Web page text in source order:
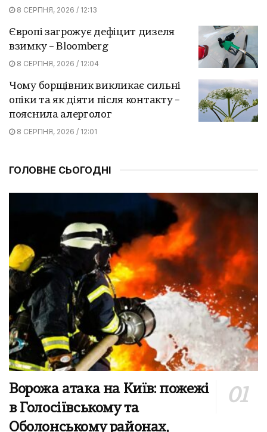
8 СЕРПНЯ, 2026 / 12:13
Європі загрожує дефіцит дизеля
взимку – Bloomberg
8 СЕРПНЯ, 2026 / 12:04
Чому борщівник викликає сильні
опіки та як діяти після контакту –
пояснила алерголог
8 СЕРПНЯ, 2026 / 12:01
ГОЛОВНЕ СЬОГОДНІ
Ворожа атака на Київ: пожежі
в Голосіївському та
Оболонському районах,